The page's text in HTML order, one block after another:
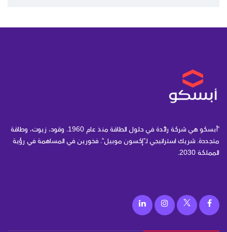
"أبسكو هي شركة رائدة في حلول الطاقة منذ عام 1960. وقود، زيوت، وطاقة
متجددة. شريك استراتيجي لـ"إكسون موبيل". فخورين في المساهمة في رؤية
المملكة 2030.